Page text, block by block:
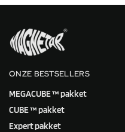
ONZE BESTSELLERS
MEGACUBE ™ pakket
CUBE ™ pakket
Expert pakket